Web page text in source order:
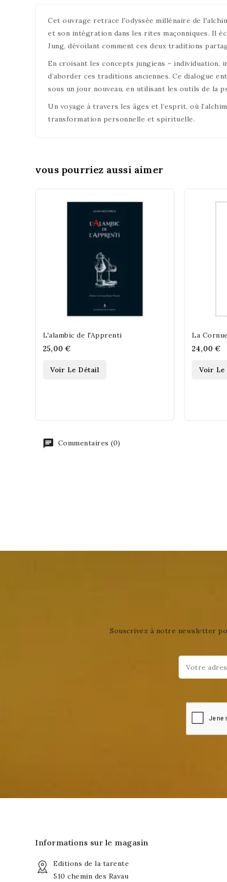
Cet ouvrage retrace l'odyssée millénaire de
et son intégration dans les rites maçonniques. Il
Jung, dévoilant comment ces deux traditions
En croisant les concepts jungiens – individuation,
d’aborder ces traditions anciennes. Ce dialogue
sous un jour nouveau, en utilisant les outils de la
Un voyage à travers les âges et l’esprit, où
transformation personnelle et spirituelle.
vous pourriez aussi aimer
L'alambic de l'Apprenti
25,00 €
Voir Le Détail
La
24,00 €
Voir Le
Commentaires (0)
Souscrivez à notre newsletter
Informations sur le magasin
Editions de la tarente
510 chemin des Ravau